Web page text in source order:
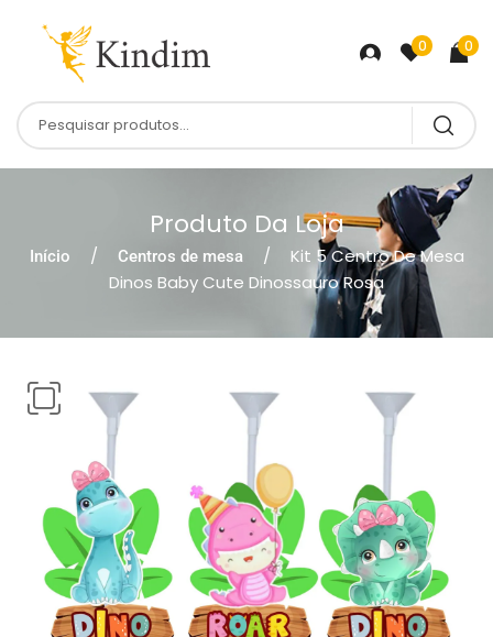
0 0
Produto Da Loja
Início Centros de mesa
Kit 5 Centro De Mesa
Dinos Baby Cute Dinossauro Rosa